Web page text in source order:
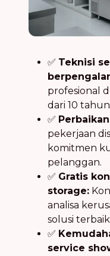
✅ Teknisi
profesional
dari 10
✅
pekerjaan
komitmen
pelanggan.
✅ Gratis
storage:
analisa
solusi
✅
service